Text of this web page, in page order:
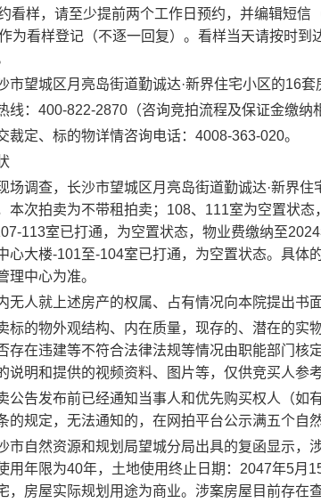
看样，请至少提前两个工作日预约，并编辑短信
为看样登记（不逐一回复）。看样当天请按时
市望城区月亮岛街道勤诚达·新界住宅小区的16套
线： 400-822-2870 （咨询竞拍流程及保证金缴纳
裁定、标的物详情咨询电话： 4008-363-020。
场调查，长沙市望城区月亮岛街道勤诚达·新界住
本次拍卖为不带租拍卖； 108、 111室为空置状态，
113室已打通，为空置状态，物业费缴纳至2024
心大楼-101至-104室已打通，为空置状态。具体
理中心为准。
无人就上述房产的权属、占有情况向本院提出书面
标的物外观结构、内在质量，现存的、潜在的
存在违建等不符合法律法规等情况由职能部门核
说明和提供的视频资料、图片等，仅供竞买人参
公告发布前已经通知当事人和优先购买权人（
的规定，无法通知的， 在网拍平台公示满五个自
市自然资源和规划局望城分局出具的复函显示
用年限为40年，土地使用终止日期： 2047年5月
，房屋实际规划用途为商业。涉案房屋目前存在